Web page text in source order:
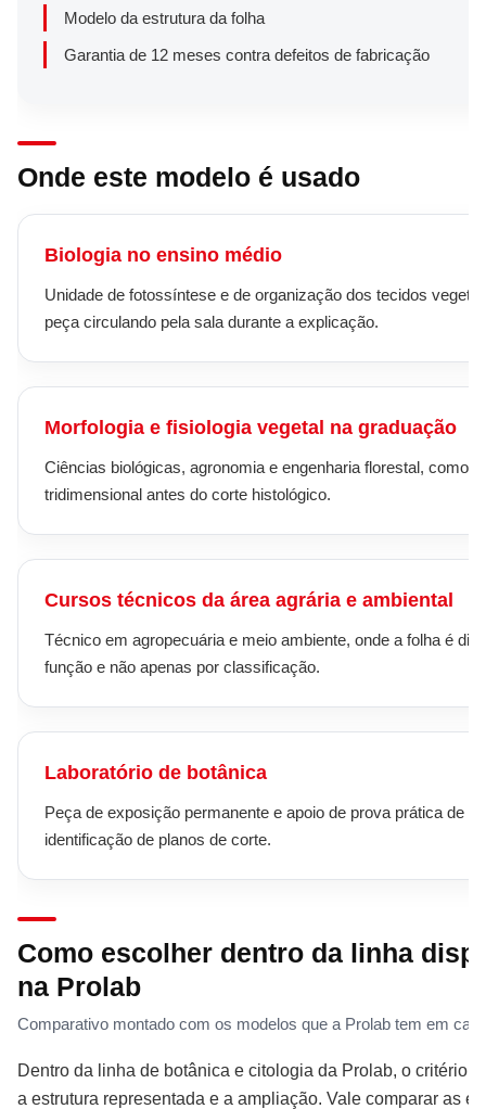
Modelo da estrutura da folha
Garantia de 12 meses contra defeitos de fabricação
Onde este modelo é usado
Biologia no ensino médio
Unidade de fotossíntese e de organização dos tecidos
peça circulando pela sala durante a explicação.
Morfologia e fisiologia vegetal na graduação
Ciências biológicas, agronomia e engenharia florestal, como
tridimensional antes do corte histológico.
Cursos técnicos da área agrária e ambiental
Técnico em agropecuária e meio ambiente, onde a folha é
função e não apenas por classificação.
Laboratório de botânica
Peça de exposição permanente e apoio de prova prática de
identificação de planos de corte.
Como escolher dentro da linha
na Prolab
Comparativo montado com os modelos que a Prolab tem em
Dentro da linha de botânica e citologia da Prolab, o critério
a estrutura representada e a ampliação. Vale comparar as